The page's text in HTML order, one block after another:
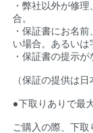
・弊社以外が修
合。
・保証書にお名
い場合。あるいは
・保証書の提示
（保証の提供は
●下取りありで最
ご購入の際、下